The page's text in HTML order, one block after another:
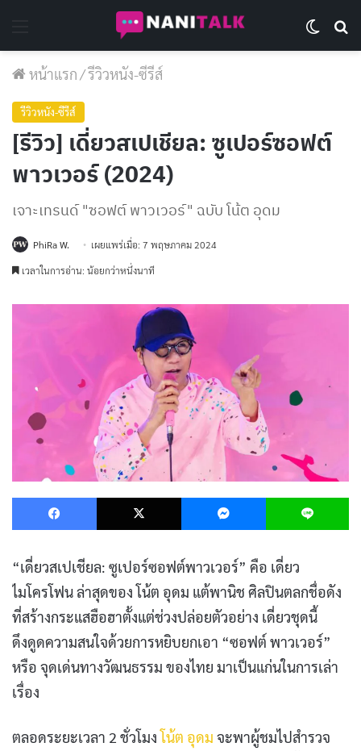
หน้าแรก/รีวิวหนัง-ซีรีส์
รีวิวหนัง-ซีรีส์
[รีวิว] เดี่ยวสเปเชียล: ซูเปอร์ซอฟต์
พาวเวอร์ (2024)
เจาะเทรนด์ "ซอฟต์ พาวเวอร์" ฉบับ โน้ต อุดม
PhiRa W.
เผยแพร่เมื่อ: 7 พฤษภาคม 2024
เวลาในการอ่าน: น้อยกว่าหนึ่งนาที
Facebook X Messenger
“เดี่ยวสเปเชียล: ซูเปอร์ซอฟต์พาวเวอร์” คือ เดี่ยว
ไมโครโฟน ล่าสุดของ โน้ต อุดม แต้พานิช ศิลปินตลกชื่อดัง
ที่สร้างกระแสฮือฮาตั้งแต่ช่วงปล่อยตัวอย่าง เดี่ยวชุดนี้
ดึงดูดความสนใจด้วยการหยิบยกเอา “ซอฟต์ พาวเวอร์”
หรือ จุดเด่นทางวัฒนธรรม ของไทย มาเป็นแก่นในการเล่า
เรื่อง
ตลอดระยะเวลา 2 ชั่วโมงโน้ต อุดม จะพาผู้ชมไปสำรวจ